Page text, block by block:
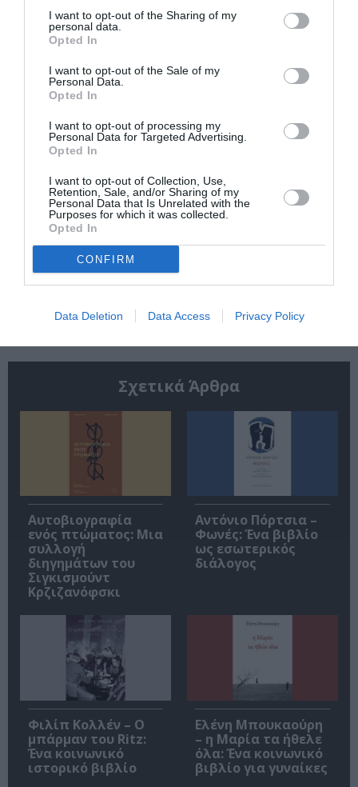
I want to opt-out of the Sharing of my
personal data.
Opted In
I want to opt-out of the Sale of my
Personal Data.
Opted In
I want to opt-out of processing my
Personal Data for Targeted Advertising.
Opted In
I want to opt-out of Collection, Use,
Retention, Sale, and/or Sharing of my
Personal Data that Is Unrelated with the
Purposes for which it was collected.
Opted In
CONFIRM
Data Deletion Data Access Privacy Policy
Νέοι Διαγωνισμοί
Tags
ΕΚΔΟΣΕΙΣ ΜΕΤΑΙΧΜΙΟ
Newsletter
την Τέχνη και τον Πολιτισμό!
Σχετικά Άρθρα
Αυτοβιογραφία
ενός πτώματος: Μια
συλλογή
διηγημάτων του
Σιγκισμούντ
Κρζιζανόφσκι
Αντόνιο Πόρτσια –
Φωνές: Ένα βιβλίο
ως εσωτερικός
διάλογος
Φιλίπ Κολλέν – Ο
μπάρμαν του Ritz:
Ένα κοινωνικό
ιστορικό βιβλίο
Ελένη Μπουκαούρη
– η Μαρία τα ήθελε
όλα: Ένα κοινωνικό
βιβλίο για γυναίκες